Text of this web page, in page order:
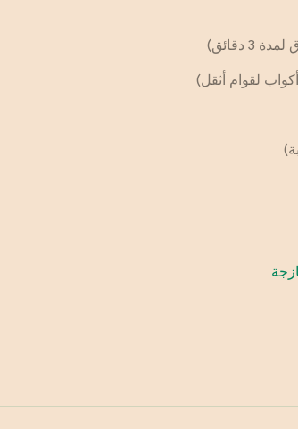
3 دقائق)